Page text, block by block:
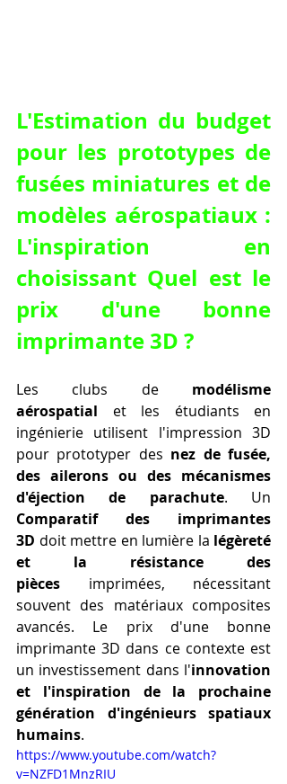
L'Estimation du budget
pour les prototypes de
fusées miniatures et de
modèles aérospatiaux :
L'inspiration en
choisissant Quel est le
prix d'une bonne
imprimante 3D ?
Les clubs de modélisme
aérospatial et les étudiants en
ingénierie utilisent l'impression 3D
pour prototyper des nez de fusée,
des ailerons ou des mécanismes
d'éjection de parachute
Comparatif des imprimantes
3D doit mettre en lumière la légèreté
et la résistance des
pièces imprimées, nécessitant
souvent des matériaux composites
avancés. Le prix d'une bonne
imprimante 3D dans ce contexte est
un investissement dans l'innovation
et l'inspiration de la prochaine
génération d'ingénieurs spatiaux
humains.
https://www.youtube.com/watch?
v=NZFD1MnzRIU